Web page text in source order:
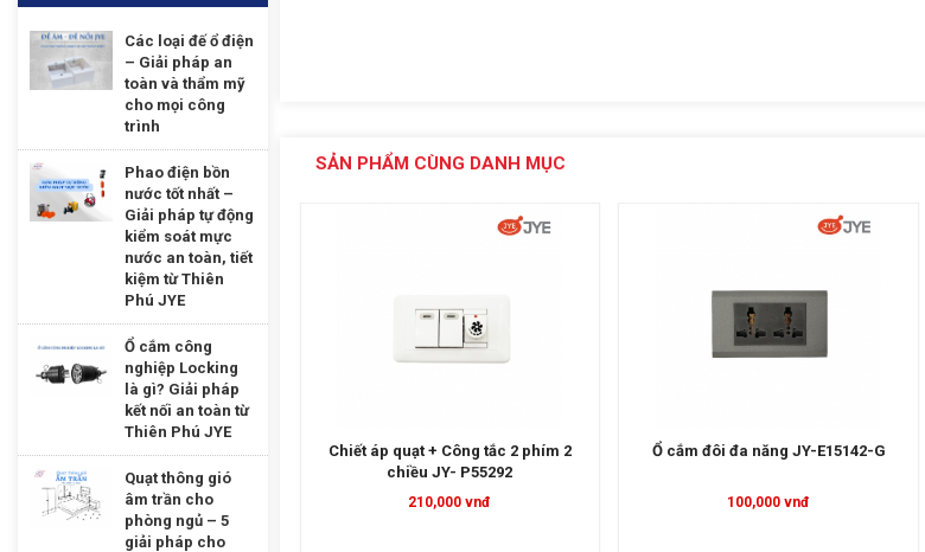
Các loại đế ổ điện
– Giải pháp an
toàn và thẩm mỹ
cho mọi công
trình
Phao điện bồn
nước tốt nhất –
Giải pháp tự động
kiểm soát mực
nước an toàn, tiết
kiệm từ Thiên
Phú JYE
Ổ cắm công
nghiệp Locking
là gì? Giải pháp
kết nối an toàn từ
Thiên Phú JYE
Quạt thông gió
âm trần cho
phòng ngủ – 5
giải pháp cho
SẢN PHẨM CÙNG DANH MỤC
Chiết áp quạt + Công tắc 2 phím 2
chiều JY- P55292
210,000 vnđ
Ổ cắm đôi đa năng JY-E15142-G
100,000 vnđ
Công tắc 1 phím JY-N51522 MRG
281,000 vnđ